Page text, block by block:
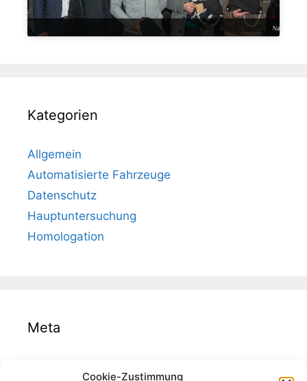
Cookie-Zustimmung
Kategorien
Allgemein
Automatisierte Fahrzeuge
Datenschutz
Hauptuntersuchung
Homologation
Meta